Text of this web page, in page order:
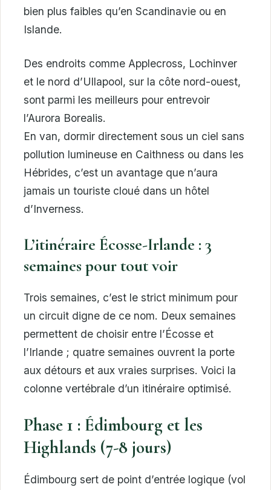
bien plus faibles qu’en Scandinavie ou en
Islande.
Des endroits comme Applecross, Lochinver
et le nord d’Ullapool, sur la côte nord-ouest,
sont parmi les meilleurs pour entrevoir
l’Aurora Borealis.
En van, dormir directement sous un ciel sans
pollution lumineuse en Caithness ou dans les
Hébrides, c’est un avantage que n’aura
jamais un touriste cloué dans un hôtel
d’Inverness.
L’itinéraire Écosse-Irlande : 3
semaines pour tout voir
Trois semaines, c’est le strict minimum pour
un circuit digne de ce nom. Deux semaines
permettent de choisir entre l’Écosse et
l’Irlande ; quatre semaines ouvrent la porte
aux détours et aux vraies surprises. Voici la
colonne vertébrale d’un itinéraire optimisé.
Phase 1 : Édimbourg et les
Highlands (7-8 jours)
Édimbourg sert de point d’entrée logique (vol